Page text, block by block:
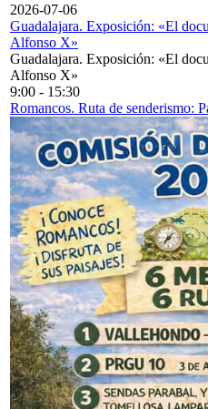
2026-07-06
Guadalajara. Exposición: «El
Alfonso X»
Guadalajara. Exposición: «El
Alfonso X»
9:00 - 15:30
Romancos. Ruta de senderismo: